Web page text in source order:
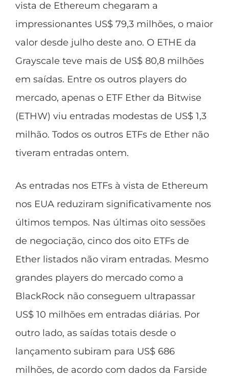
vista de Ethereum chegaram a
impressionantes US$ 79,3 milhões, o maior
valor desde julho deste ano. O ETHE da
Grayscale teve mais de US$ 80,8 milhões
em saídas. Entre os outros players do
mercado, apenas o ETF Ether da Bitwise
(ETHW) viu entradas modestas de US$ 1,3
milhão. Todos os outros ETFs de Ether não
tiveram entradas ontem.
As entradas nos ETFs à vista de Ethereum
nos EUA reduziram significativamente nos
últimos tempos. Nas últimas oito sessões
de negociação, cinco dos oito ETFs de
Ether listados não viram entradas. Mesmo
grandes players do mercado como a
BlackRock não conseguem ultrapassar
US$ 10 milhões em entradas diárias. Por
outro lado, as saídas totais desde o
lançamento subiram para US$ 686
milhões, de acordo com dados da Farside